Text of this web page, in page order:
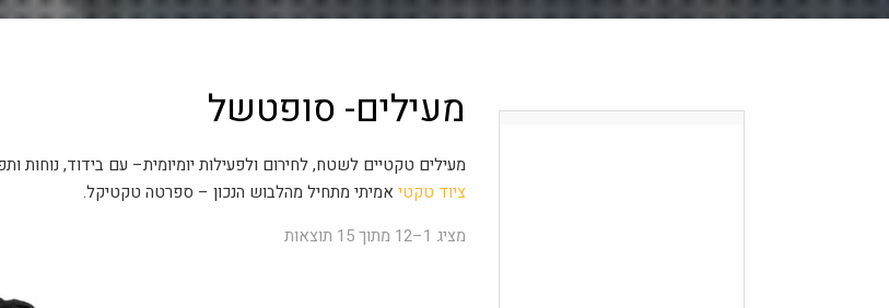
מעילים- סופטשל
מעילים טקטיים לשטח, לחירום ולפעילות יומיומית– עם בידוד, נוחות
ציוד טקטי אמיתי מתחיל מהלבוש הנכון – ספרטה טקטיקל.
מציג 1–12 מתוך 15 תוצאות